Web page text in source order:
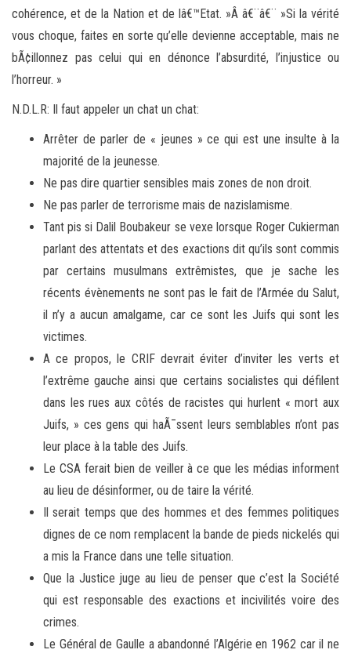
cohérence, et de la Nation et de lâ€™Etat. »Â â€¨â€¨ »Si la vérité
vous choque, faites en sorte qu’elle devienne acceptable, mais ne
bÃ¢illonnez pas celui qui en dénonce l’absurdité, l’injustice ou
l’horreur. »
N.D.L.R: Il faut appeler un chat un chat:
Arrêter de parler de « jeunes » ce qui est une insulte à la
majorité de la jeunesse.
Ne pas dire quartier sensibles mais zones de non droit.
Ne pas parler de terrorisme mais de nazislamisme.
Tant pis si Dalil Boubakeur se vexe lorsque Roger Cukierman
parlant des attentats et des exactions dit qu’ils sont commis
par certains musulmans extrêmistes, que je sache les
récents évènements ne sont pas le fait de l’Armée du Salut,
il n’y a aucun amalgame, car ce sont les Juifs qui sont les
victimes.
A ce propos, le CRIF devrait éviter d’inviter les verts et
l’extrême gauche ainsi que certains socialistes qui défilent
dans les rues aux côtés de racistes qui hurlent « mort aux
Juifs, » ces gens qui haÃ¯ssent leurs semblables n’ont pas
leur place à la table des Juifs.
Le CSA ferait bien de veiller à ce que les médias informent
au lieu de désinformer, ou de taire la vérité.
Il serait temps que des hommes et des femmes politiques
dignes de ce nom remplacent la bande de pieds nickelés qui
a mis la France dans une telle situation.
Que la Justice juge au lieu de penser que c’est la Société
qui est responsable des exactions et incivilités voire des
crimes.
Le Général de Gaulle a abandonné l’Algérie en 1962 car il ne